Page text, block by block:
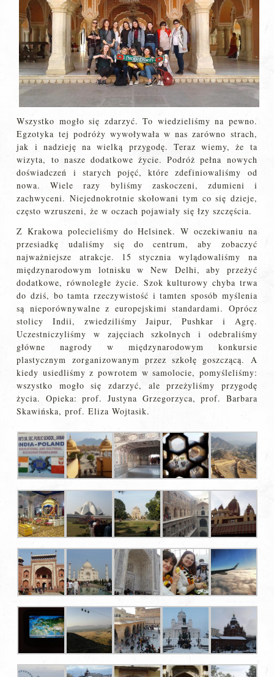
Wszystko mogło się zdarzyć. To wiedzieliśmy na pewno.
Egzotyka tej podróży wywoływała w nas zarówno strach,
jak i nadzieję na wielką przygodę. Teraz wiemy, że ta
wizyta, to nasze dodatkowe życie. Podróż pełna nowych
doświadczeń i starych pojęć, które zdefiniowaliśmy od
nowa. Wiele razy byliśmy zaskoczeni, zdumieni i
zachwyceni. Niejednokrotnie skołowani tym co się dzieje,
często wzruszeni, że w oczach pojawiały się łzy szczęścia.
Z Krakowa polecieliśmy do Helsinek. W oczekiwaniu na
przesiadkę udaliśmy się do centrum, aby zobaczyć
najważniejsze atrakcje. 15 stycznia wylądowaliśmy na
międzynarodowym lotnisku w New Delhi, aby przeżyć
dodatkowe, równoległe życie. Szok kulturowy chyba trwa
do dziś, bo tamta rzeczywistość i tamten sposób myślenia
są nieporównywalne z europejskimi standardami. Oprócz
stolicy Indii, zwiedziliśmy Jaipur, Pushkar i Agrę.
Uczestniczyliśmy w zajęciach szkolnych i odebraliśmy
główne nagrody w międzynarodowym konkursie
plastycznym zorganizowanym przez szkołę goszczącą. A
kiedy usiedliśmy z powrotem w samolocie, pomyśleliśmy:
wszystko mogło się zdarzyć, ale przeżyliśmy przygodę
życia. Opieka: prof. Justyna Grzegorzyca, prof. Barbara
Skawińska, prof. Eliza Wojtasik.